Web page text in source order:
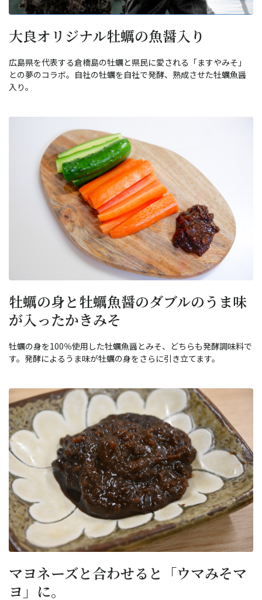
大良オリジナル牡蠣の魚醤入り
広島県を代表する倉橋島の牡蠣と県民に愛される「ますやみそ」
との夢のコラボ。自社の牡蠣を自社で発酵、熟成させた牡蠣魚醤
入り。
牡蠣の身と牡蠣魚醤のダブルのうま味
が入ったかきみそ
牡蠣の身を100％使用した牡蠣魚醤とみそ、どちらも発酵調味料で
す。発酵によるうま味が牡蠣の身をさらに引き立てます。
マヨネーズと合わせると「ウマみそマ
ヨ」に。